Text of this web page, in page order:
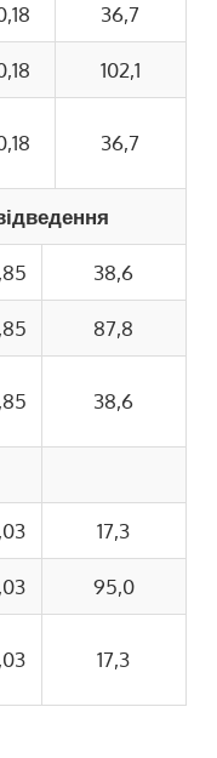
36,7
102,1
36,7
38,6
87,8
38,6
17,3
95,0
17,3